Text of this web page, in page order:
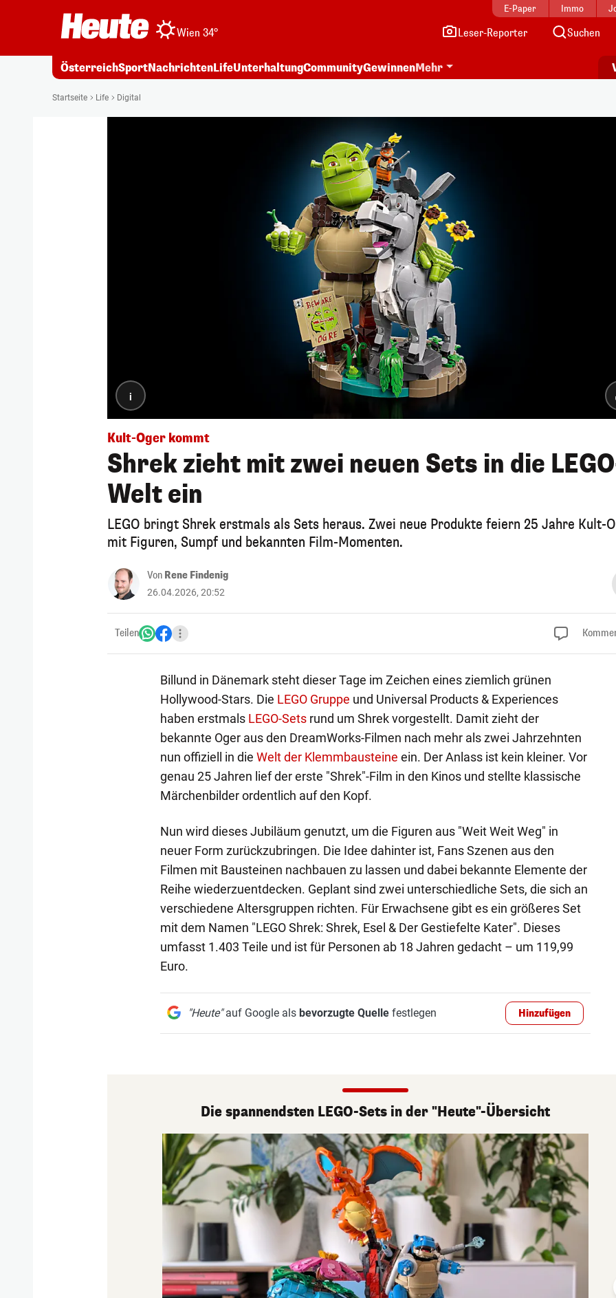
E-Paper Immo
Wien 34° Leser-Reporter Suchen
ÖsterreichSportNachrichtenLifeUnterhaltungCommunityGewinnenMehr
Startseite Life Digital
i
Kult-Oger kommt
Shrek zieht mit zwei neuen Sets in die
Welt ein
LEGO bringt Shrek erstmals als Sets heraus. Zwei neue Produkte feiern 25 Jahre Kult-
mit Figuren, Sumpf und bekannten Film-Momenten.
Von Rene Findenig
26.04.2026, 20:52
Teilen
Billund in Dänemark steht dieser Tage im Zeichen eines ziemlich grünen
Hollywood-Stars. Die LEGO Gruppe und Universal Products & Experiences
haben erstmals LEGO-Setsrund um Shrek vorgestellt. Damit zieht der
bekannte Oger aus den DreamWorks-Filmen nach mehr als zwei Jahrzehnten
nun offiziell in die Welt der Klemmbausteine ein. Der Anlass ist kein kleiner. Vor
genau 25 Jahren lief der erste "Shrek"-Film in den Kinos und stellte klassische
Märchenbilder ordentlich auf den Kopf.
Nun wird dieses Jubiläum genutzt, um die Figuren aus "Weit Weit Weg" in
neuer Form zurückzubringen. Die Idee dahinter ist, Fans Szenen aus den
Filmen mit Bausteinen nachbauen zu lassen und dabei bekannte Elemente der
Reihe wiederzuentdecken. Geplant sind zwei unterschiedliche Sets, die sich an
verschiedene Altersgruppen richten. Für Erwachsene gibt es ein größeres Set
mit dem Namen "LEGO Shrek: Shrek, Esel & Der Gestiefelte Kater". Dieses
umfasst 1.403 Teile und ist für Personen ab 18 Jahren gedacht – um 119,99
Euro.
"Heute"auf Google als bevorzugte Quellefestlegen Hinzufügen
Die spannendsten LEGO-Sets in der "Heute"-Übersicht